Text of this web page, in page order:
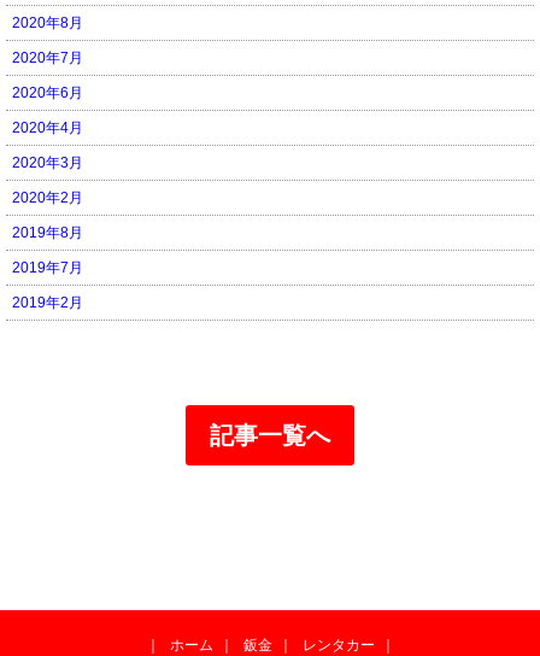
2020年8月
2020年7月
2020年6月
2020年4月
2020年3月
2020年2月
2019年8月
2019年7月
2019年2月
記事一覧へ
｜ ホーム ｜ 鈑金 ｜ レンタカー
｜